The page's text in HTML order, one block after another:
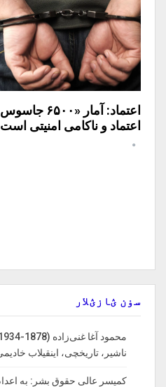
اعتماد: آمار
اعتماد و ناکامی امنیتی است
سۏن ؽازؽلار
ناشیر، تاریخچی، اینقیلاب
کمیسر عالی حقوق بشر: به